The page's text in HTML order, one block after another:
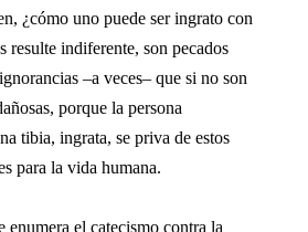
¿cómo uno puede ser ingrato con
resulte indiferente, son pecados
–a veces– que si no son
porque la persona
tibia, ingrata, se priva de estos
para la vida humana.
enumera el catecismo contra la